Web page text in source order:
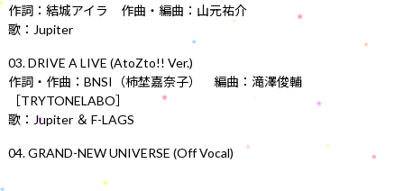
作詞：結城アイラ 作曲・編曲：山元祐介
歌：Jupiter
03. DRIVE A LIVE (AtoZto!! Ver.)
作詞・作曲：BNSI（柿埜嘉奈子） 編曲：滝澤俊輔
［TRYTONELABO］
歌：Jupiter ＆ F-LAGS
04. GRAND-NEW UNIVERSE (Off Vocal)